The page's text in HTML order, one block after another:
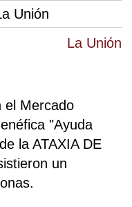
La Unión
Unión
el Mercado
"Ayuda
la ATAXIA DE
un